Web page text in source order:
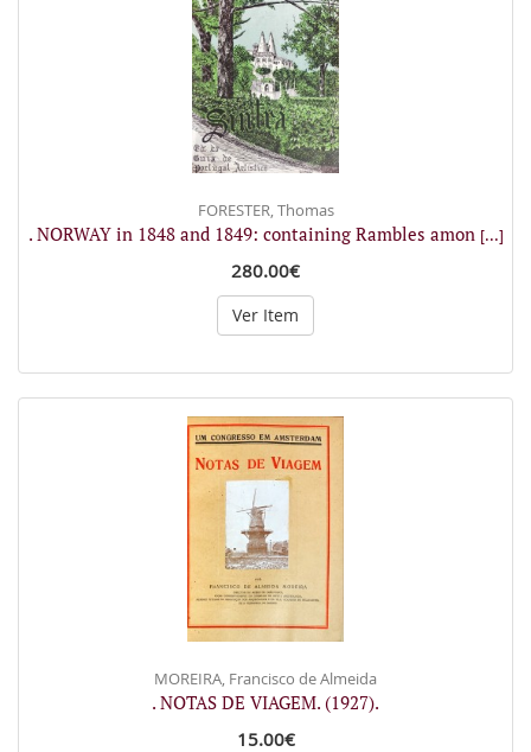
FORESTER, Thomas
. NORWAY in 1848 and 1849: containing Rambles amon [...]
280.00€
Ver Item
MOREIRA, Francisco de Almeida
. NOTAS DE VIAGEM. (1927).
15.00€